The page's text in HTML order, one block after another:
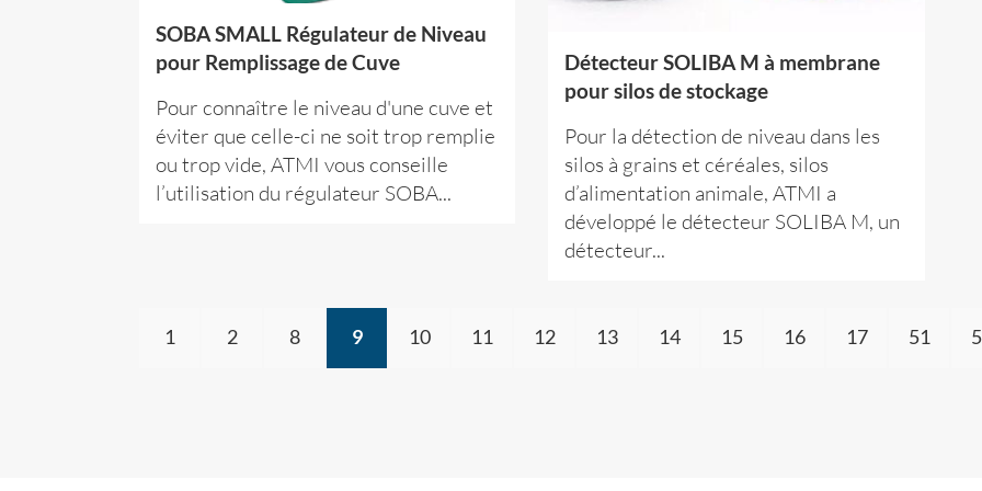
SOBA SMALL Régulateur de Niveau
pour Remplissage de Cuve
Pour connaître le niveau d'une cuve et
éviter que celle-ci ne soit trop remplie
ou trop vide, ATMI vous conseille
l’utilisation du régulateur SOBA...
Détecteur SOLIBA M à membrane
pour silos de stockage
Pour la détection de niveau dans les
silos à grains et céréales, silos
d’alimentation animale, ATMI a
développé le détecteur SOLIBA M, un
détecteur...
1 2 8 9 10 11 12 13 14 15 16 17 51